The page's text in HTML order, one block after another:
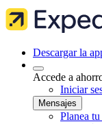
Descargar la
Accede a
Iniciar
Mensajes
Planea